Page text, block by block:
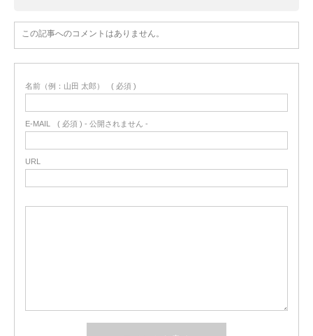
この記事へのコメントはありません。
名前（例：山田 太郎） ( 必須 )
E-MAIL ( 必須 ) - 公開されません -
URL